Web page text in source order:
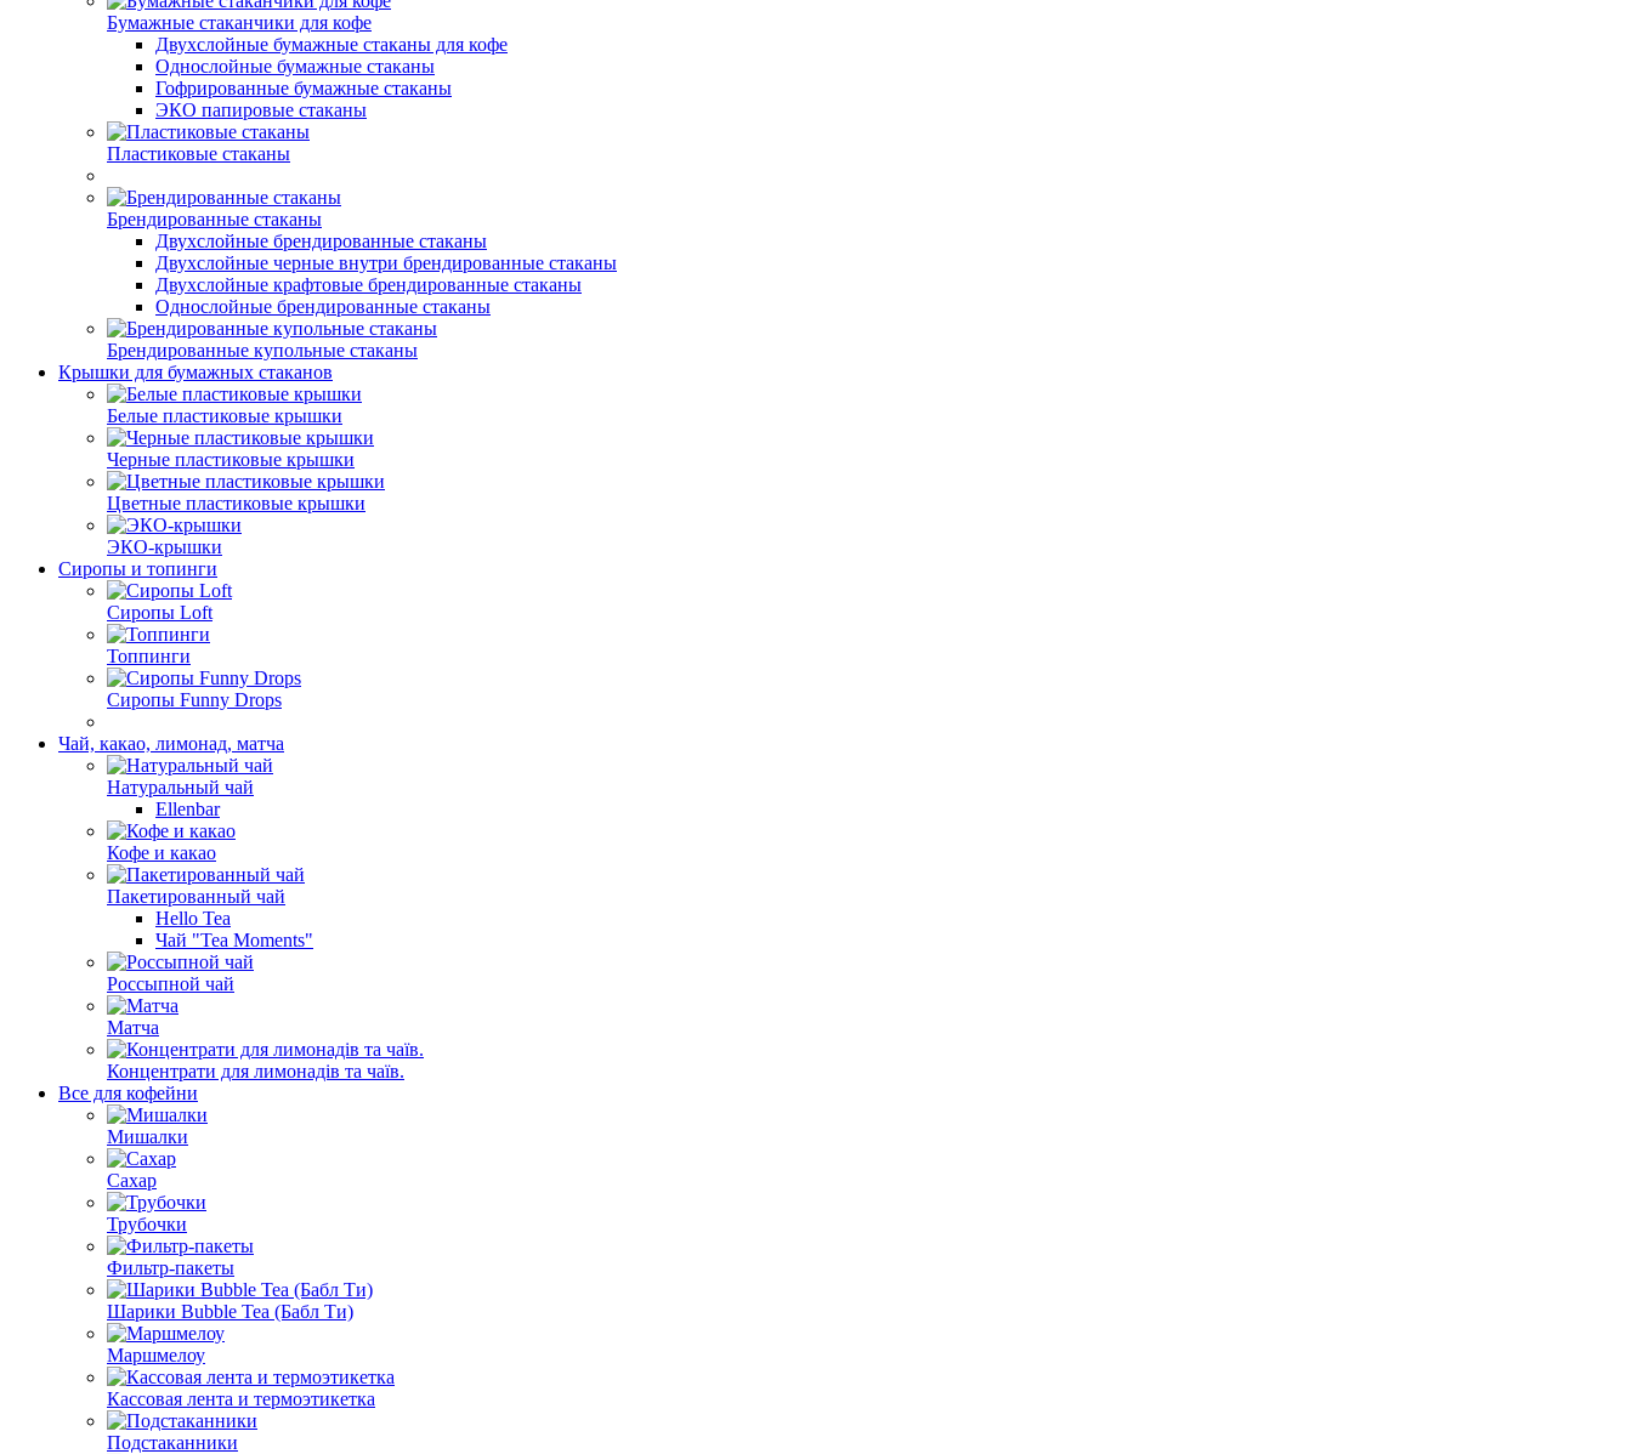
Бумажные стаканчики для кофе
Двухслойные бумажные стаканы для кофе
Однослойные бумажные стаканы
Гофрированные бумажные стаканы
ЭКО папировые стаканы
Пластиковые стаканы
Брендированные стаканы
Двухслойные брендированные стаканы
Двухслойные черные внутри брендированные стаканы
Двухслойные крафтовые брендированные стаканы
Однослойные брендированные стаканы
Брендированные купольные стаканы
Крышки для бумажных стаканов
Белые пластиковые крышки
Черные пластиковые крышки
Цветные пластиковые крышки
ЭКО-крышки
Сиропы и топинги
Сиропы Loft
Топпинги
Сиропы Funny Drops
Чай, какао, лимонад, матча
Натуральный чай
Ellenbar
Кофе и какао
Пакетированный чай
Hello Tea
Чай "Tea Moments"
Россыпной чай
Матча
Концентрати для лимонадів та чаїв.
Все для кофейни
Мишалки
Сахар
Трубочки
Фильтр-пакеты
Шарики Bubble Tea (Бабл Ти)
Маршмелоу
Кассовая лента и термоэтикетка
Подстаканники